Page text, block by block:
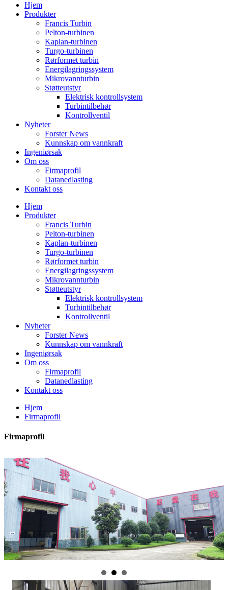
Hjem
Produkter
Francis Turbin
Pelton-turbinen
Kaplan-turbinen
Turgo-turbinen
Rørformet turbin
Energilagringssystem
Mikrovannturbin
Støtteutstyr
Elektrisk kontrollsystem
Turbintilbehør
Kontrollventil
Nyheter
Forster News
Kunnskap om vannkraft
Ingeniørsak
Om oss
Firmaprofil
Datanedlasting
Kontakt oss
Hjem
Produkter
Francis Turbin
Pelton-turbinen
Kaplan-turbinen
Turgo-turbinen
Rørformet turbin
Energilagringssystem
Mikrovannturbin
Støtteutstyr
Elektrisk kontrollsystem
Turbintilbehør
Kontrollventil
Nyheter
Forster News
Kunnskap om vannkraft
Ingeniørsak
Om oss
Firmaprofil
Datanedlasting
Kontakt oss
Hjem
Firmaprofil
Firmaprofil